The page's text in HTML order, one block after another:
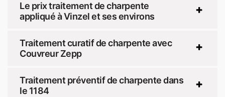
Le prix traitement de charpente
appliqué à Vinzel et ses environs
Traitement curatif de charpente avec
Couvreur Zepp
Traitement préventif de charpente dans
le 1184